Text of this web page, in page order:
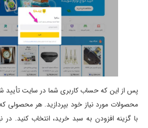
پس از این که حساب کاربری شما در سایت تأیید
محصولات مورد نیاز خود بپردازید. هر محصولی
با گزینه افزودن به سبد خرید، انتخاب